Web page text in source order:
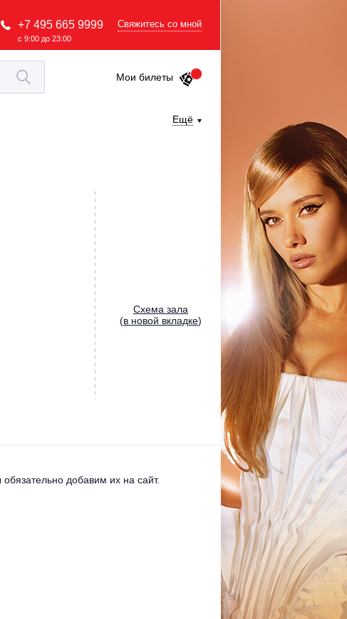
+7 495 665 9999
с 9:00 до 23:00
Свяжитесь со мной
Мои билеты
Ещё
Cхема зала
(в новой вкладке)
добавим их на сайт.